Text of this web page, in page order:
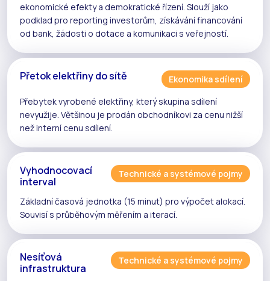
ekonomické efekty a demokratické řízení. Slouží jako
podklad pro reporting investorům, získávání financování
od bank, žádosti o dotace a komunikaci s veřejností.
Přetok elektřiny do sítě
Ekonomika sdílení
Přebytek vyrobené elektřiny, kterýskupina sdílení
nevyužije. Většinou je prodán obchodníkovi za cenu nižší
nežinterní cenu sdílení.
Vyhodnocovací
interval
Technické a systémové pojmy
Základní časová jednotka (15 minut) pro výpočet alokací.
Souvisí s průběhovým měřením a iterací.
Nesíťová
infrastruktura
Technické a systémové pojmy